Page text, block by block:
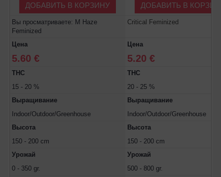
ДОБАВИТЬ В КОРЗИНУ ДОБАВИТЬ В
Вы просматриваете: M Haze
Feminized
Critical Feminized
Цена
5.60 €
Цена
5.20 €
THC
15 - 20 %
THC
20 - 25 %
Выращивание
Indoor/Outdoor/Greenhouse
Выращивание
Indoor/Outdoor/Greenhouse
Высота
150 - 200 cm
Высота
150 - 200 cm
Урожай
0 - 350 gr.
Урожай
500 - 800 gr.